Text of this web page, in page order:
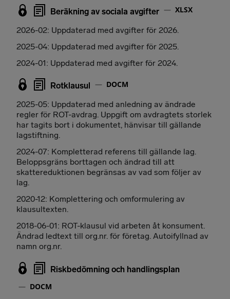
Beräkning av sociala avgifter XLSX
2026-02: Uppdaterad med avgifter för 2026.
2025-04: Uppdaterad med avgifter för 2025.
2024-01: Uppdaterad med avgifter för 2024.
Rotklausul DOCM
2025-05: Uppdaterad med anledning av ändrade
regler för ROT-avdrag. Uppgift om avdragtets storlek
har tagits bort i dokumentet, hänvisar till gällande
lagstiftning.
2024-07: Kompletterad referens till gällande lag.
Beloppsgräns borttagen och ändrad till att
skattereduktionen begränsas av vad som följer av
lag.
2020-12: Komplettering och omformulering av
klausultexten.
2018-06-01: ROT-klausul vid arbeten åt konsument.
Ändrad ledtext till org.nr. för företag. Autoifyllnad av
namn org.nr.
Riskbedömning och handlingsplan
DOCM